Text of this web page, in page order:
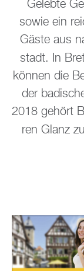
Ge­leb­te
sowie ein
Gäste aus
stadt. In
kön­nen die
der
2018 ge­hört
ren Glanz